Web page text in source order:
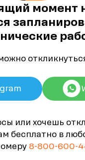
момент
или хочешь
бесплатно в
8-800-600-